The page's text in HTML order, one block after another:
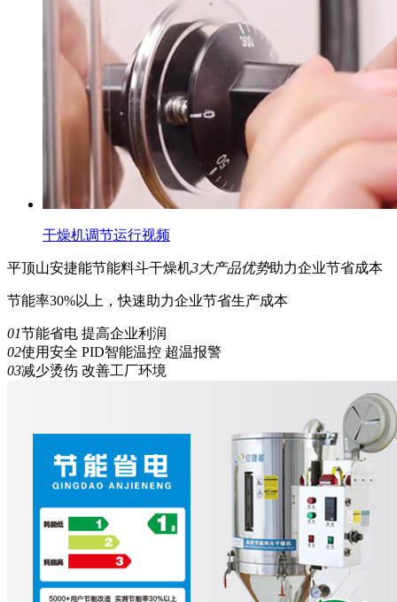
干燥机调节运行视频
平顶山安捷能节能料斗干燥机3大产品优势助力企业节省成本
节能率30%以上，快速助力企业节省生产成本
01节能省电 提高企业利润
02使用安全 PID智能温控 超温报警
03减少烫伤 改善工厂环境